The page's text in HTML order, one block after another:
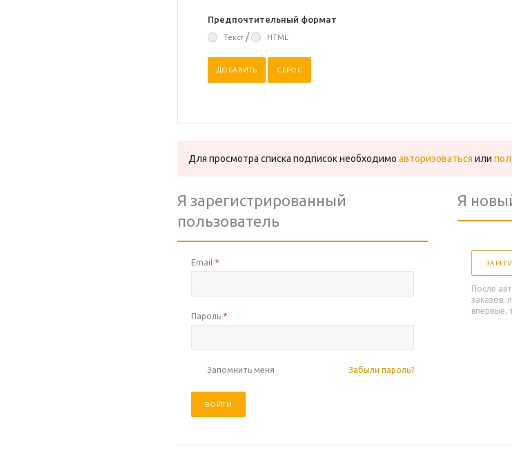
Предпочтительный формат
Текст / HTML
Для просмотра списка подписок необходимо авторизоваться или
Я зарегистрированный
пользователь
Email *
Пароль *
Забыли пароль?
Запомнить меня
ВОЙТИ
Я
После
заказов,
впервые,